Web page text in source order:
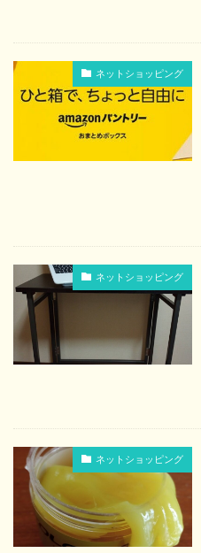
ネットショッピング
ネットショッピング
ネットショッピング